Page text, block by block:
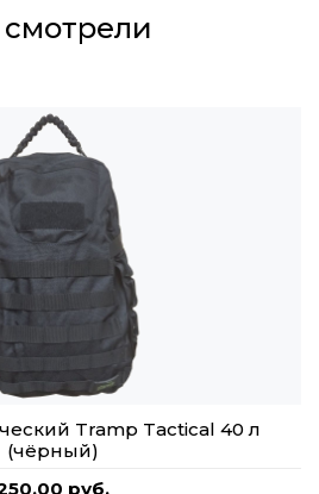
Tramp Tactical 40 л
(чёрный)
руб.